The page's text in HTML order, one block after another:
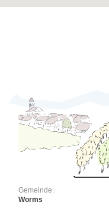
Gemeinde:
Worms